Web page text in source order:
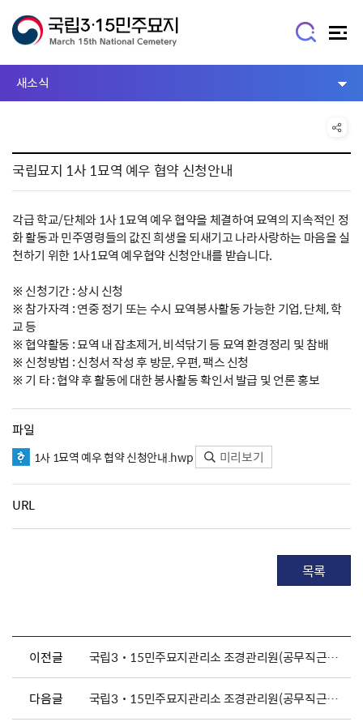
새소식
국립묘지 1사 1묘역 예우 협약 신청안내
각급 학교/단체와 1사 1묘역 예우 협약을 체결하여 묘역의 지속적인 정
화 활동과 민주영령들의 값진 희생을 되새기고 나라사랑하는 마음을 실
천하기 위한 1사1묘역 예우협약 신청안내를 받습니다.
※ 신청기간 : 상시 신청
※ 참가자격 : 연중 정기 또는 수시 묘역봉사활동 가능한 기업, 단체, 학
교 등
※ 협약활동 : 묘역 내 잡초제거, 비석닦기 등 묘역 환경정리 및 참배
※ 신청방법 : 신청서 작성 후 방문, 우편, 팩스 신청
※ 기 타 : 협약 후 활동에 대한 봉사활동 확인서 발급 및 언론 홍보
파일
1사 1묘역 예우 협약 신청안내.hwp 미리보기
URL
목록
이전글 국립3˙15민주묘지관리소 조경관리원(공무직근로자) 채용 공고
다음글 국립3˙15민주묘지관리소 조경관리원(공무직근로자) 채용 공고